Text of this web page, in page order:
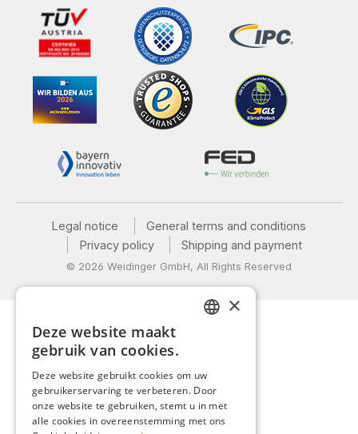
Legal notice
General terms and conditions
Privacy policy
Shipping and payment
© 2026 Weidinger GmbH, All Rights Reserved
FRENCH
ITALIAN
×
Deze website maakt
gebruik van cookies.
Deze website gebruikt cookies om uw
gebruikerservaring te verbeteren. Door
onze website te gebruiken, stemt u in met
alle cookies in overeenstemming met ons